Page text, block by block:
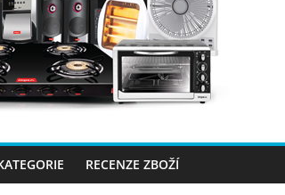
RECENZE ZBOŽÍ